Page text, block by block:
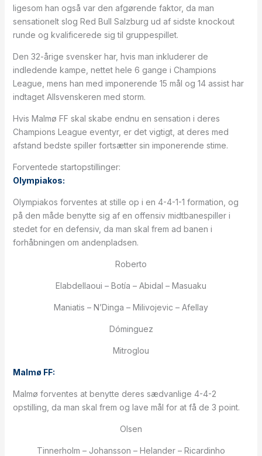
ligesom han også var den afgørende faktor, da man
sensationelt slog Red Bull Salzburg ud af sidste knockout
runde og kvalificerede sig til gruppespillet.
Den 32-årige svensker har, hvis man inkluderer de
indledende kampe, nettet hele 6 gange i Champions
League, mens han med imponerende 15 mål og 14 assist har
indtaget Allsvenskeren med storm.
Hvis Malmø FF skal skabe endnu en sensation i deres
Champions League eventyr, er det vigtigt, at deres med
afstand bedste spiller fortsætter sin imponerende stime.
Forventede startopstillinger:
Olympiakos:
Olympiakos forventes at stille op i en 4-4-1-1 formation, og
på den måde benytte sig af en offensiv midtbanespiller i
stedet for en defensiv, da man skal frem ad banen i
forhåbningen om andenpladsen.
Roberto
Elabdellaoui – Botía – Abidal – Masuaku
Maniatis – N’Dinga – Milivojevic – Afellay
Dóminguez
Mitroglou
Malmø FF:
Malmø forventes at benytte deres sædvanlige 4-4-2
opstilling, da man skal frem og lave mål for at få de 3 point.
Olsen
Tinnerholm – Johansson – Helander – Ricardinho